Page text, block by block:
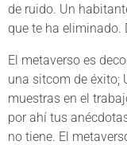
de ruido. Un
que te ha eliminado.
El metaverso es
una sitcom de éxito;
muestras en el
por ahí tus
no tiene. El